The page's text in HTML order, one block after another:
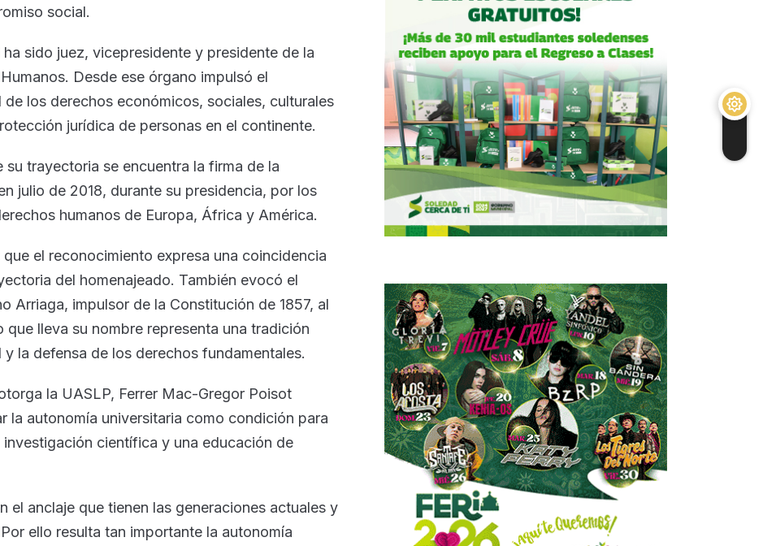
social.
sido juez, vicepresidente y presidente de la
Desde ese órgano impulsó el
los derechos económicos, sociales, culturales
jurídica de personas en el continente.
trayectoria se encuentra la firma de la
julio de 2018, durante su presidencia, por los
humanos de Europa, África y América.
el reconocimiento expresa una coincidencia
del homenajeado. También evocó el
Arriaga, impulsor de la Constitución de 1857, al
lleva su nombre representa una tradición
la defensa de los derechos fundamentales.
la UASLP, Ferrer Mac-Gregor Poisot
la autonomía universitaria como condición para
científica y una educación de
el anclaje que tienen las generaciones actuales y
ello resulta tan importante la autonomía